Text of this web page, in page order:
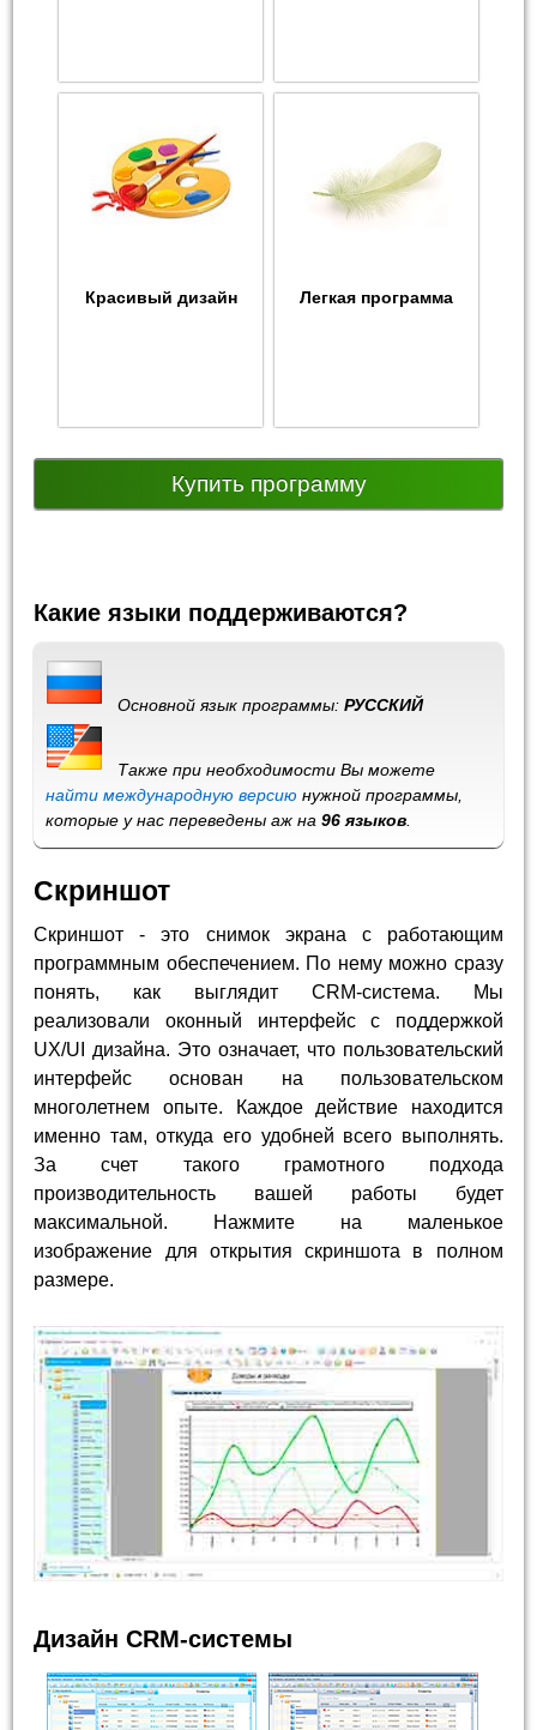
Красивый дизайн Легкая программа
Купить программу
Какие языки поддерживаются?
Основной язык программы:РУССКИЙ
Также при необходимости Вы можете
найти международную версию нужной программы,
которые у нас переведены аж на96 языков
Скриншот
Скриншот - это снимок экрана с работающим
программным обеспечением. По нему можно сразу
понять, как выглядит CRM-система. Мы
реализовали оконный интерфейс с поддержкой
UX/UI дизайна. Это означает, что пользовательский
интерфейс основан на пользовательском
многолетнем опыте. Каждое действие находится
именно там, откуда его удобней всего выполнять.
За счет такого грамотного подхода
производительность вашей работы будет
максимальной. Нажмите на маленькое
изображение для открытия скриншота в полном
размере.
Дизайн CRM-системы